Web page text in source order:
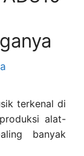
terkenal di
alat-
banyak